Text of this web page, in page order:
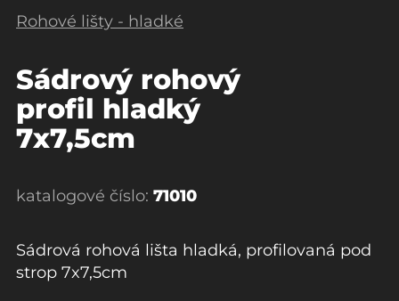
Rohové lišty - hladké
Sádrový rohový
profil hladký
7x7,5cm
katalogové číslo: 71010
Sádrová rohová lišta hladká, profilovaná pod
strop 7x7,5cm